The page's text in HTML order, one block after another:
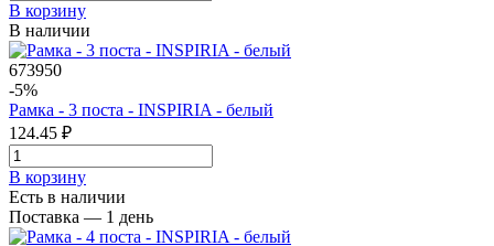
В корзинy
В наличии
673950
-5%
Рамка - 3 поста - INSPIRIA - белый
124.45 ₽
В корзинy
Есть в наличии
Поставка — 1 день